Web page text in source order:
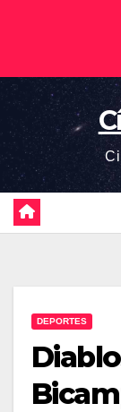
DEPORTES